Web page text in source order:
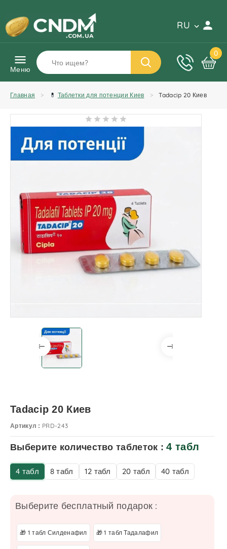
RU
Меню
0
Главная 💊 Таблетки для потенции Киев Tadacip 20 Киев
Tadacip 20 Киев
Артикул : PRD-243
Выберите количество таблеток :4 табл
4 табл 8 табл 12 табл 20 табл 40 табл
Выберите бесплатный подарок :
🎁 1 табл Силденафил 🎁 1 табл Тадалафил